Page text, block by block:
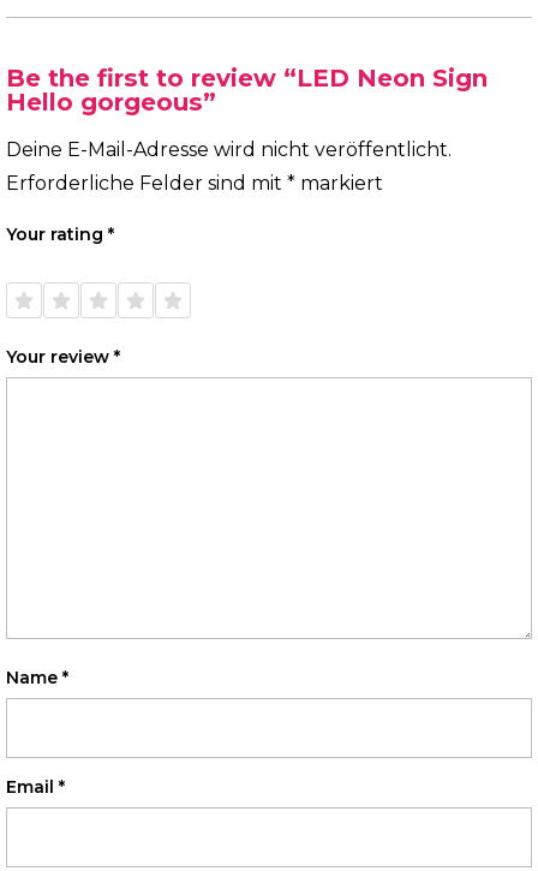
Be the first to review “LED Neon Sign
Hello gorgeous”
Deine E-Mail-Adresse wird nicht veröffentlicht.
Erforderliche Felder sind mit * markiert
Your rating *
Your review *
Name *
Email *